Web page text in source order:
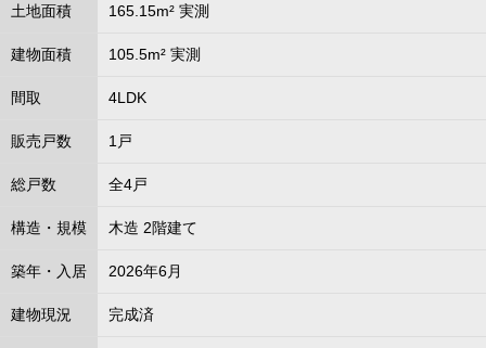
土地面積 165.15m² 実測
建物面積 105.5m² 実測
間取 4LDK
販売戸数 1戸
総戸数 全4戸
構造・規模 木造 2階建て
築年・入居 2026年6月
建物現況 完成済